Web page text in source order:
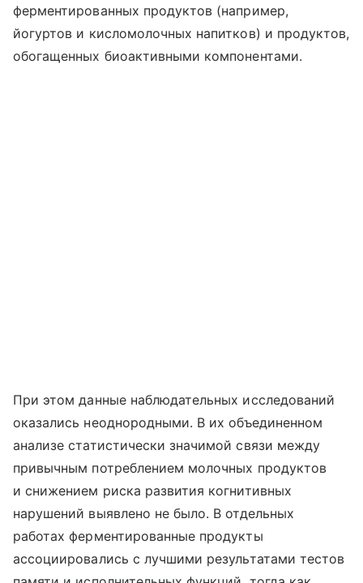
ферментированных продуктов (например,
йогуртов и кисломолочных напитков) и продуктов,
обогащенных биоактивными компонентами.
При этом данные наблюдательных исследований
оказались неоднородными. В их объединенном
анализе статистически значимой связи между
привычным потреблением молочных продуктов
и снижением риска развития когнитивных
нарушений выявлено не было. В отдельных
работах ферментированные продукты
ассоциировались с лучшими результатами тестов